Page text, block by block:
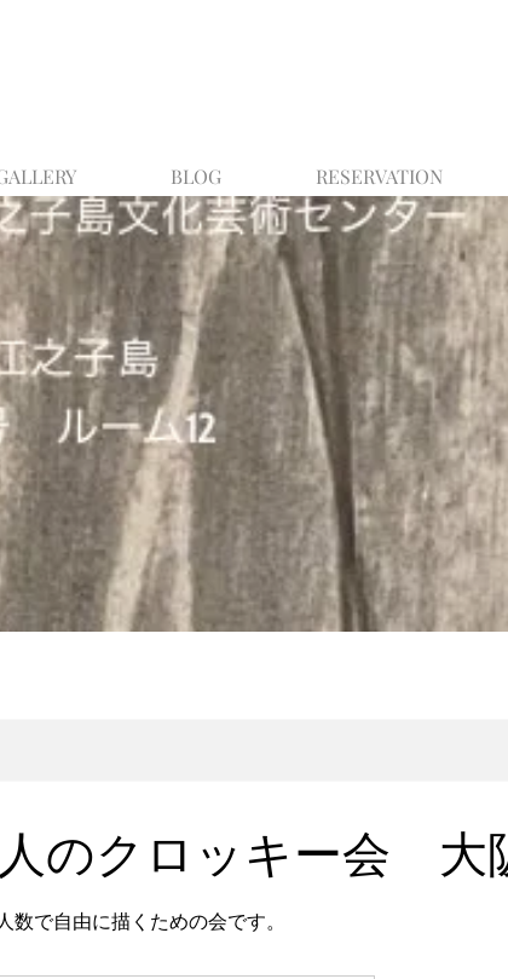
BLOG RESERVATION
のクロッキー会 大
数で自由に描くための会です。